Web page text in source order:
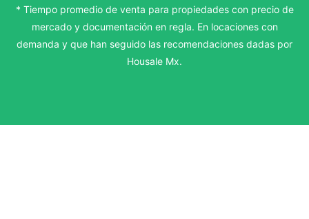
* Tiempo promedio de venta para propiedades con precio de
mercado y documentación en regla. En locaciones con
demanda y que han seguido las recomendaciones dadas por
Housale Mx.